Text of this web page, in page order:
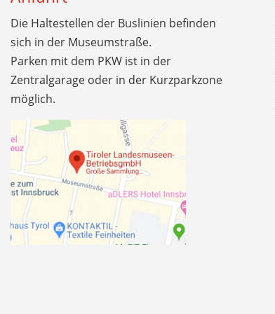
Die Haltestellen der Buslinien befinden
sich in der Museumstraße.
Parken mit dem PKW ist in der
Zentralgarage oder in der Kurzparkzone
möglich.